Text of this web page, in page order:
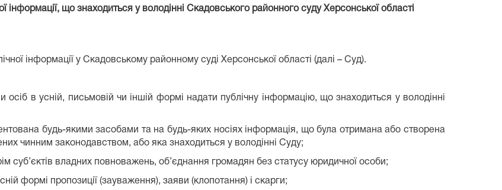
інформації, що знаходиться у володінні Скадовського районного суду Херсонської області
інформації у Скадовському районному суді Херсонської області (далі – Суд).
в усній, письмовій чи іншій формі надати публічну інформацію, що знаходиться у володінні
будь-якими засобами та на будь-яких носіях інформація, що була отримана або створена
чинним законодавством, або яка знаходиться у володінні Суду;
суб’єктів владних повноважень, об’єднання громадян без статусу юридичної особи;
формі пропозиції (зауваження), заяви (клопотання) і скарги;